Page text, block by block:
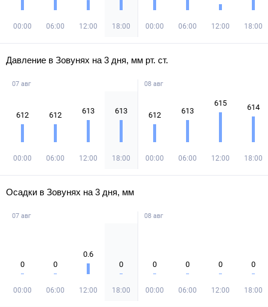
00:00 06:00 12:00 18:00 00:00 06:00 12:00 18:00
Давление в Зовунях на 3 дня, мм рт. ст.
07 авг
612
00:00
612
06:00
613
12:00
613
18:00
08 авг
612
00:00
613
06:00
615
12:00
614
18:00
Осадки в Зовунях на 3 дня, мм
07 авг
0
00:00
0
06:00
0.6
12:00
0
18:00
08 авг
0
00:00
0
06:00
0
12:00
0
18:00